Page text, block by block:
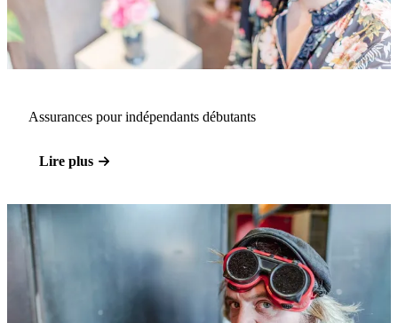
Assurances pour indépendants débutants
Lire plus